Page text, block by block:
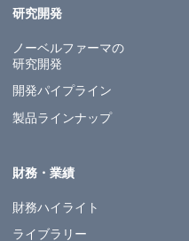
研究開発
ノーベルファーマの
研究開発
開発パイプライン
製品ラインナップ
財務・業績
財務ハイライト
ライブラリー